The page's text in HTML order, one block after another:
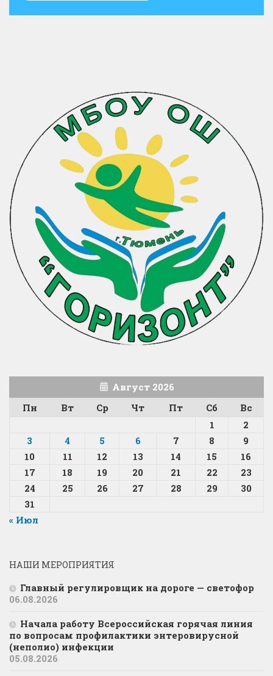
Август 2026
Пн
Вт Ср Чт Пт Сб
Вс
1
2
3
4 5 6 7 8
9
10
11 12 13 14 15
16
17
18 19 20 21 22
23
24
25 26 27 28 29
30
31
« Июл
НАШИ МЕРОПРИЯТИЯ
Главный регулировщик на дороге — светофор
06.08.2026
Начала работу Всероссийская горячая линия
по вопросам профилактики энтеровирусной
(неполио) инфекции
05.08.2026